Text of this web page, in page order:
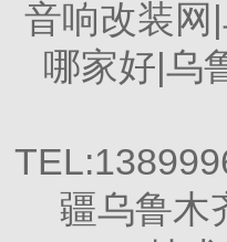
音响改装网
哪家好|乌
疆乌鲁木